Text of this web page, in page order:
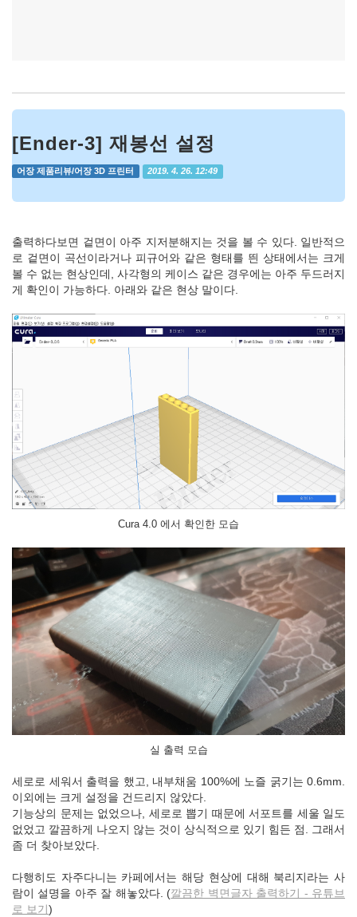
[Ender-3] 재봉선 설정
어장 제품리뷰/어장 3D 프린터 2019. 4. 26. 12:49
출력하다보면 겉면이 아주 지저분해지는 것을 볼 수 있다. 일반적으
로 겉면이 곡선이라거나 피규어와 같은 형태를 띈 상태에서는 크게
볼 수 없는 현상인데, 사각형의 케이스 같은 경우에는 아주 두드러지
게 확인이 가능하다. 아래와 같은 현상 말이다.
Cura 4.0 에서 확인한 모습
실 출력 모습
세로로 세워서 출력을 했고, 내부채움 100%에 노즐 굵기는 0.6mm.
이외에는 크게 설정을 건드리지 않았다.
기능상의 문제는 없었으나, 세로로 뽑기 때문에 서포트를 세울 일도
없었고 깔끔하게 나오지 않는 것이 상식적으로 있기 힘든 점. 그래서
좀 더 찾아보았다.
다행히도 자주다니는 카페에서는 해당 현상에 대해 북리지라는 사
람이 설명을 아주 잘 해놓았다. (깔끔한 벽면글자 출력하기 - 유튜브
로 보기)